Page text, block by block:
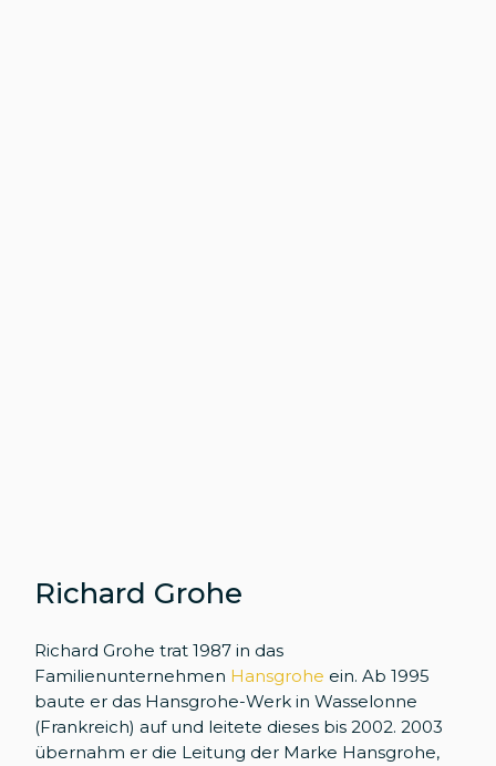
Richard Grohe
Richard Grohe trat 1987 in das
Familienunternehmen Hansgrohe ein. Ab 1995
baute er das Hansgrohe-Werk in Wasselonne
(Frankreich) auf und leitete dieses bis 2002. 2003
übernahm er die Leitung der Marke Hansgrohe,